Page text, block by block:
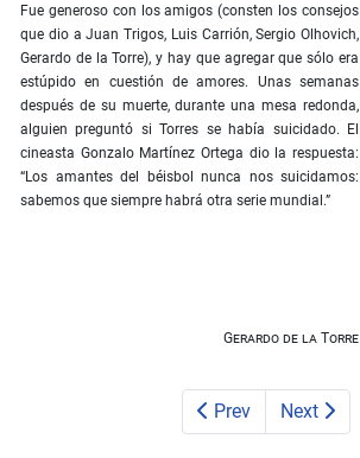
Fue generoso con los amigos (consten los consejos
que dio a Juan Trigos, Luis Carrión, Sergio Olhovich,
Gerardo de la Torre), y hay que agregar que sólo era
estúpido en cuestión de amores. Unas semanas
después de su muerte, durante una mesa redonda,
alguien preguntó si Torres se había suicidado. El
cineasta Gonzalo Martínez Ortega dio la respuesta:
“Los amantes del béisbol nunca nos suicidamos:
sabemos que siempre habrá otra serie mundial.”
Gerardo de la Torre
Prev Next